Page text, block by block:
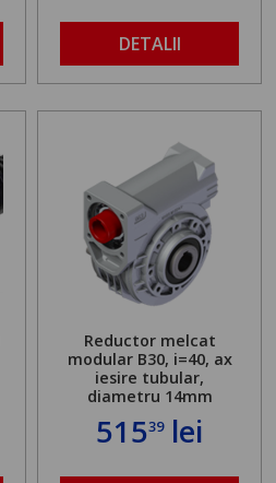
DETALII
Reductor melcat
modular B30, i=40, ax
iesire tubular,
diametru 14mm
51539lei